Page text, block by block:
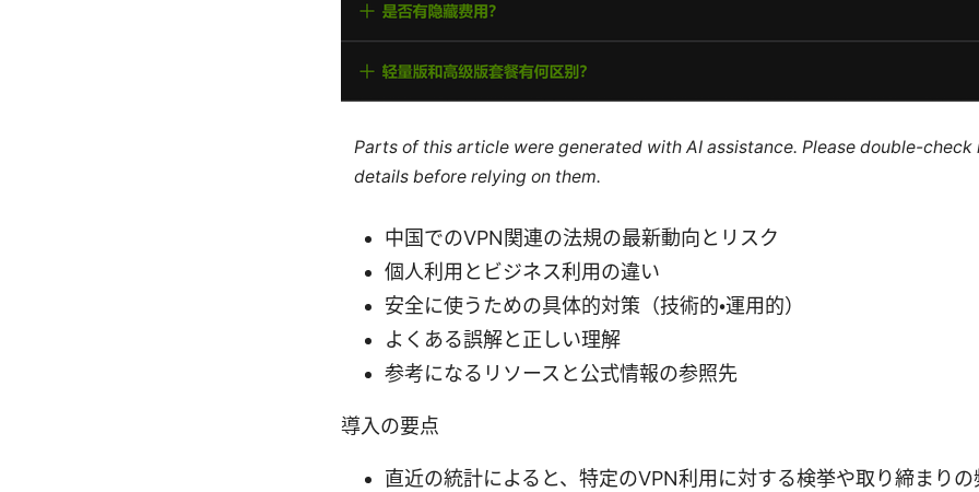
Parts of this article were generated with AI assistance. Please double-
details before relying on them.
中国でのVPN関連の法規の最新動向とリスク
個人利用とビジネス利用の違い
安全に使うための具体的対策（技術的・運用的）
よくある誤解と正しい理解
参考になるリソースと公式情報の参照先
導入の要点
直近の統計によると、特定のVPN利用に対する検挙や取り締まり